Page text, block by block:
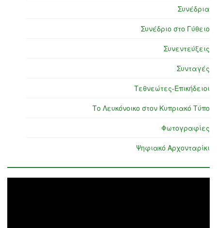
Συνέδρια
Συνέδριο στο Γύθειο
Συνεντεύξεις
Συνταγές
Τεθνεώτες-Επικήδειοι
Το Λευκόνοικο στον Κυπριακό Τύπο
Φωτογραφίες
Ψηφιακό Αρχονταρίκι